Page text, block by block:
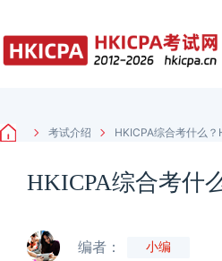
考试介绍 HKICPA综合考什么
HKICPA综合考什
编者： 小编